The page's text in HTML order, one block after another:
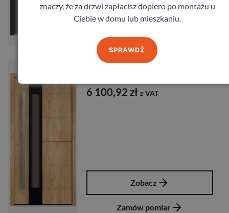
Zobacz
Zamów pomiar
Drzwi Gerda Air Glass Linz
6 100,92 zł z VAT
Zobacz
Zamów pomiar
znaczy, że za drzwi zapłacisz dopiero po montażu u
Ciebie w domu lub mieszkaniu.
SPRAWDŹ